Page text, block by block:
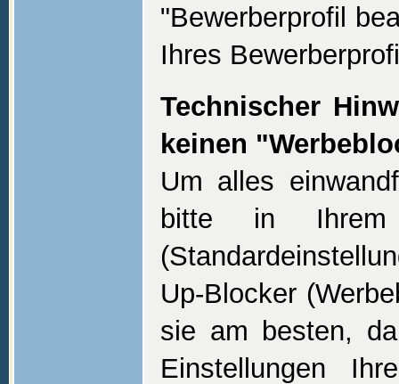
"Bewerberprofil
Ihres
Technischer
keinen
Um alles
bitte in Ihrem
Up-Blocker
sie am besten,
Einstellungen